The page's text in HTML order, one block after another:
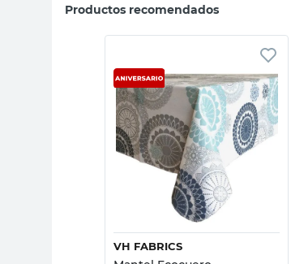
Productos recomendados
Vista rápida
VH FABRICS